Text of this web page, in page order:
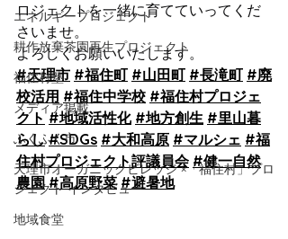
エネルギープロジェクト
耕作放棄茶園再生プロジェクト
福住村塾
メディア掲載
ふくふく市
天理市オーガニックビレッジ ×「福住村」プロ
ジェクト インタビュー
地域食堂
ロジェクトを一緒に育てていってくだ
さいませ。
よろしくお願いいたします。
#天理市 #福住町 #山田町 #長滝町 #廃
校活用 #福住中学校 #福住村プロジェ
クト #地域活性化 #地方創生 #里山暮
らし #SDGs #大和高原 #マルシェ #福
住村プロジェクト評議員会 #健一自然
農園 #高原野菜 #避暑地